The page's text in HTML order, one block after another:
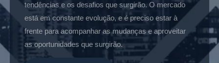
tendências e os desafios que surgirão. O mercado
está em constante evolução, e é preciso estar à
frente para acompanhar as mudanças e aproveitar
as oportunidades que surgirão.